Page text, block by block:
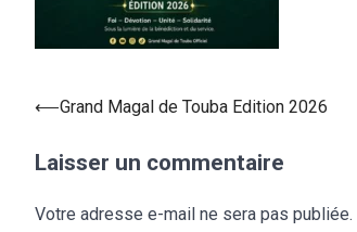
⟵Grand Magal de Touba Edition 2026
Laisser un commentaire
Votre adresse e-mail ne sera pas publiée.